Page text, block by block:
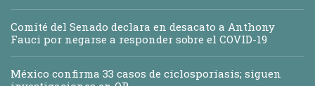
Comité del Senado declara en desacato a Anthony
Fauci por negarse a responder sobre el COVID-19
México confirma 33 casos de ciclosporiasis; siguen